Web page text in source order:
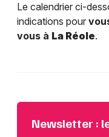
Le calendrier ci-
indications pour
vous à La Réole.
Newsletter :